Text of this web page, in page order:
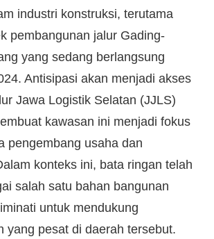
industri konstruksi, terutama
pembangunan jalur Gading-
yang sedang berlangsung
Antisipasi akan menjadi akses
Jawa Logistik Selatan (JJLS)
kawasan ini menjadi fokus
pengembang usaha dan
konteks ini, bata ringan telah
salah satu bahan bangunan
untuk mendukung
yang pesat di daerah tersebut.